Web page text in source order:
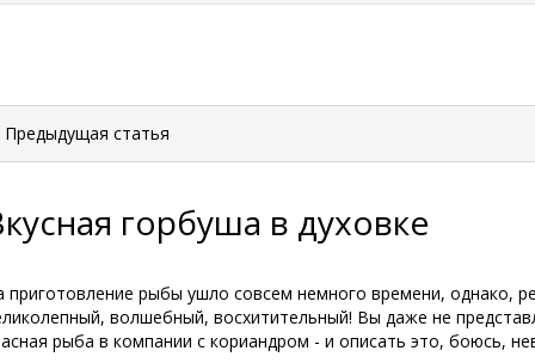
статья
горбуша в духовке
приготовление рыбы ушло совсем немного времени, однако,
волшебный, восхитительный! Вы даже не
рыба в компании с кориандром - и описать это, боюсь,